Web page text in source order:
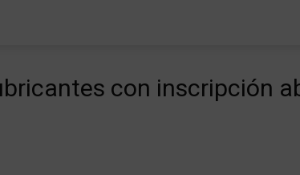
con inscripción